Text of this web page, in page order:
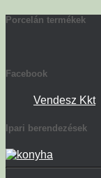
Porcelán termékek
Facebook
Vendesz Kkt
Ipari berendezések